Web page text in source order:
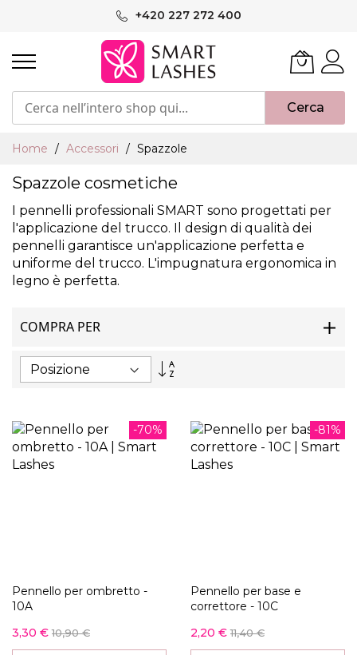
+420 227 272 400
Cerca
Home Accessori Spazzole
Spazzole cosmetiche
I pennelli professionali SMART sono progettati per
l'applicazione del trucco. Il design di qualità dei
pennelli garantisce un'applicazione perfetta e
uniforme del trucco. L'impugnatura ergonomica in
legno è perfetta.
COMPRA PER
Imposta
-70%
Pennello per ombretto -
10A
3,30 € 10,90 €
-81%
Pennello per base e
correttore - 10C
2,20 € 11,40 €